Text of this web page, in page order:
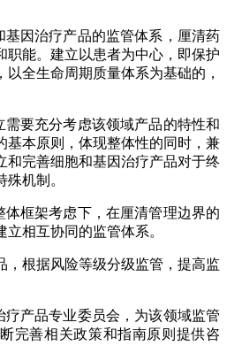
基因治疗产品的监管体系，厘清药
职能。建立以患者为中心，即保护
全生命周期质量体系为基础的，
需要充分考虑该领域产品的特性和
基本原则，体现整体性的同时，兼
和完善细胞和基因治疗产品对于终
机制。
框架考虑下，在厘清管理边界的
相互协同的监管体系。
，根据风险等级分级监管，提高监
疗产品专业委员会，为该领域监管
完善相关政策和指南原则提供咨